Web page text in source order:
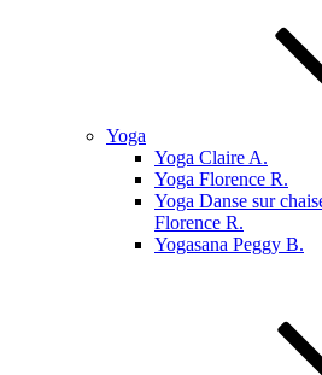
Yoga
Yoga Claire A.
Yoga Florence R.
Yoga Danse sur
Florence R.
Yogasana Peggy B.